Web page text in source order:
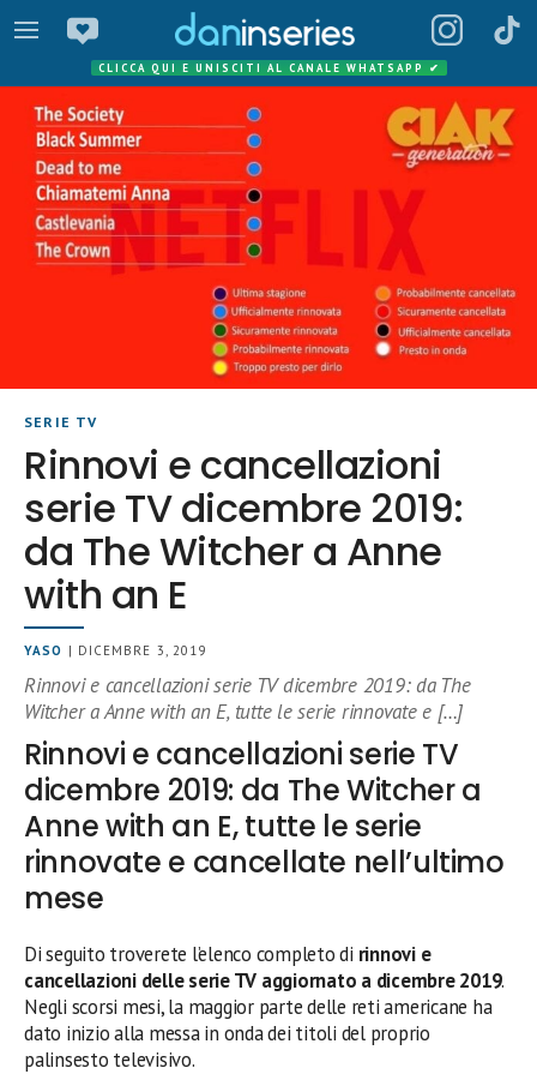
CLICCA QUI E UNISCITI AL CANALE WHATSAPP ✔
SERIE TV
Rinnovi e cancellazioni
serie TV dicembre 2019:
da The Witcher a Anne
with an E
YASO | DICEMBRE 3, 2019
Rinnovi e cancellazioni serie TV dicembre 2019: da The
Witcher a Anne with an E, tutte le serie rinnovate e […]
Rinnovi e cancellazioni serie TV
dicembre 2019: da The Witcher a
Anne with an E, tutte le serie
rinnovate e cancellate nell’ultimo
mese
Di seguito troverete l’elenco completo di rinnovi e
cancellazioni delle serie TV aggiornato a dicembre 2019.
Negli scorsi mesi, la maggior parte delle reti americane ha
dato inizio alla messa in onda dei titoli del proprio
palinsesto televisivo.